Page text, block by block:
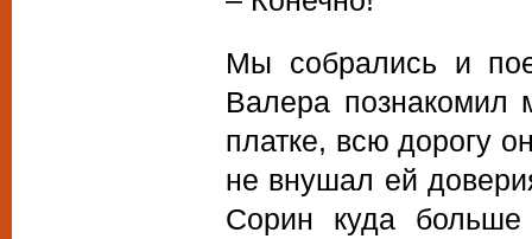
Мы собрались и
Валера познакомил
платке, всю дорогу
не внушал ей
Сорин куда